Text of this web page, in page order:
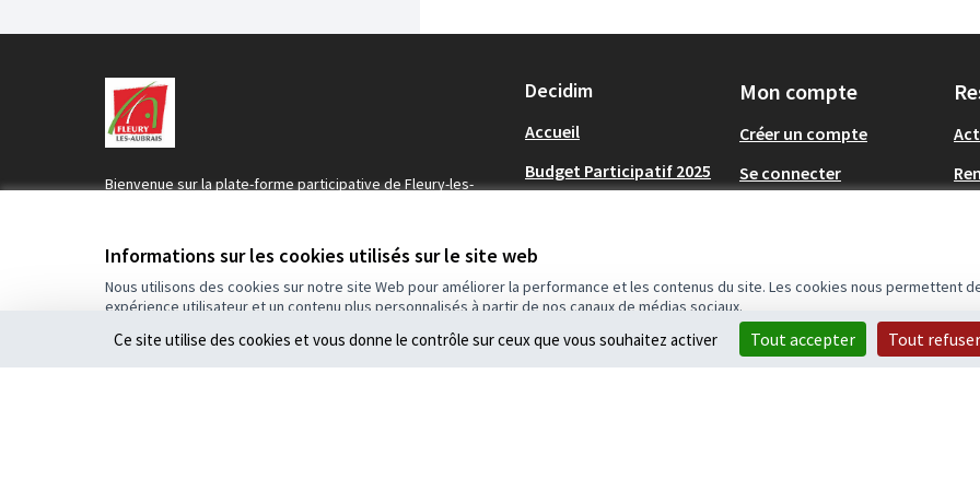
Informations sur les cookies utilisés sur le site web
Nous utilisons des cookies sur notre site Web pour améliorer la performance et les contenus du site. Les cookies nous permettent
expérience utilisateur et un contenu plus personnalisés à partir de nos canaux de médias sociaux.
Bienvenue sur la plate-forme participative de Fleury-les-
Rejoignez le mouvement, participez et décidez, ensemble.
Decidim
Accueil
Budget Participatif 2025
Mon compte
Créer un compte
Se connecter
Conditions d'utilisationParamètres des cookies
Ce site utilise des cookies et vous donne le contrôle sur ceux que vous souhaitez activer Tout accepter Tout refuser